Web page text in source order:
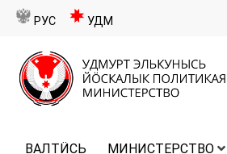
РУС УДМ
ВАЛТӤСЬ МИНИСТЕРСТВО